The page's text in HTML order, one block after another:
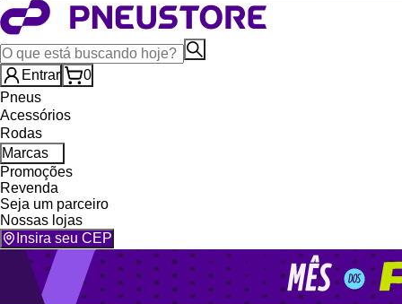
Entrar
0
Pneus
Acessórios
Rodas
Marcas
Promoções
Revenda
Seja um parceiro
Nossas lojas
Insira seu CEP